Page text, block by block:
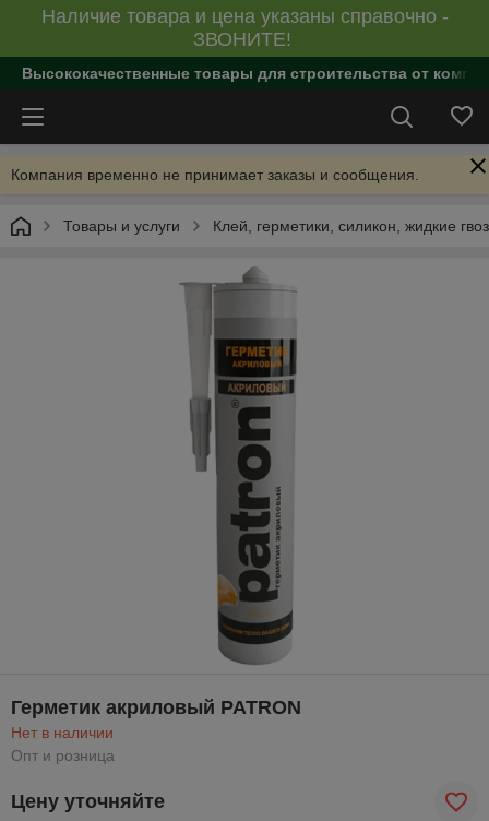
Наличие товара и цена указаны справочно -
ЗВОНИТЕ!
Высококачественные товары для строительства от
Компания временно не принимает заказы и сообщения.
Товары и услуги Клей, герметики, силикон, жидкие
Герметик акриловый PATRON
Нет в наличии
Опт и розница
Цену уточняйте